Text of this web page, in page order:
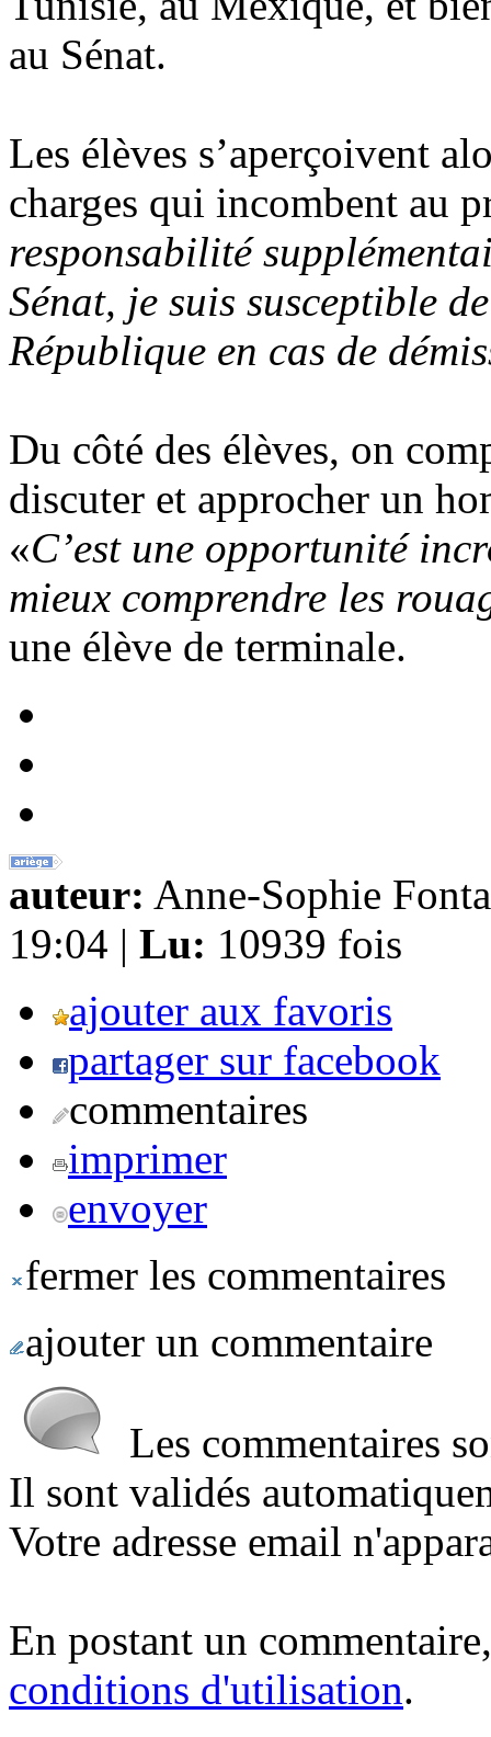
au Sénat.
Les élèves s’aperçoivent
charges qui incombent au
responsabilité
Sénat, je suis susceptible
République en cas de
Du côté des élèves, on
discuter et approcher un
«C’est une opportunité
mieux comprendre les
une élève de terminale.
auteur: Anne-Sophie
19:04 | Lu: 10939 fois
ajouter aux favoris
partager sur facebook
commentaires
imprimer
envoyer
fermer les commentaires
ajouter un commentaire
Les commentaires
Il sont validés
Votre adresse email
En postant un
conditions d'utilisation.